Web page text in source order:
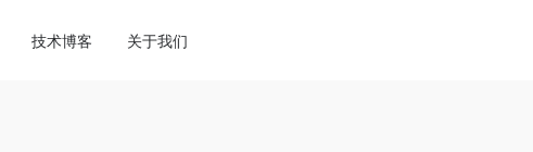
line113
技术博客 关于我们